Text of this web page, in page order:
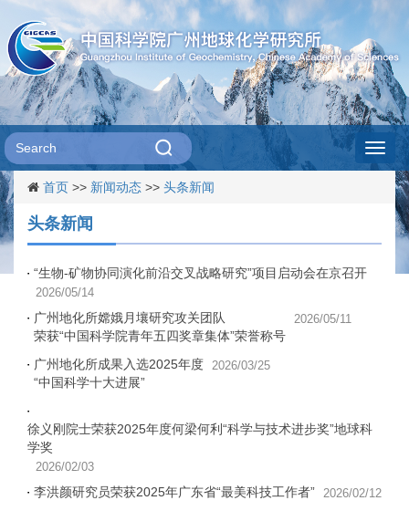
首页 >> 新闻动态 >> 头条新闻
头条新闻
“生物-矿物协同演化前沿交叉战略研究”项目启动会在京召开
2026/05/14
广州地化所嫦娥月壤研究攻关团队
荣获“中国科学院青年五四奖章集体”荣誉称号
2026/05/11
广州地化所成果入选2025年度
“中国科学十大进展”
2026/03/25
徐义刚院士荣获2025年度何梁何利“科学与技术进步奖”地球科
学奖
2026/02/03
李洪颜研究员荣获2025年广东省“最美科技工作者” 2026/02/12